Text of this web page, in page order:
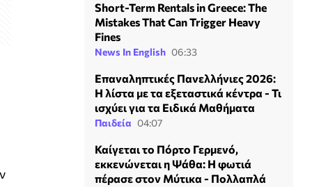
Short-Term Rentals in Greece: The
Mistakes That Can Trigger Heavy
Fines
News In English 06:33
Επαναληπτικές Πανελλήνιες 2026:
Η λίστα με τα εξεταστικά κέντρα - Τι
ισχύει για τα Ειδικά Μαθήματα
Παιδεία 04:07
Καίγεται το Πόρτο Γερμενό,
εκκενώνεται η Ψάθα: H φωτιά
πέρασε στον Μύτικα - Πολλαπλά